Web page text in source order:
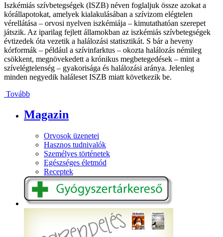
Iszkémiás szívbetegségek (ISZB) néven foglaljuk össze azokat a
kórállapotokat, amelyek kialakulásában a szívizom elégtelen
vérellátása – orvosi nyelven iszkémiája – kimutathatóan szerepet
játszik. Az iparilag fejlett államokban az iszkémiás szívbetegségek
évtizedek óta vezetik a halálozási statisztikát. S bár a heveny
kórformák – például a szívinfarktus – okozta halálozás némileg
csökkent, megnövekedett a krónikus megbetegedések – mint a
szívelégtelenség – gyakorisága és halálozási aránya. Jelenleg
minden negyedik haláleset ISZB miatt következik be.
Tovább
Magazin
Orvosok üzenetei
Hasznos tudnivalók
Személyes történetek
Egészséges életmód
Receptek